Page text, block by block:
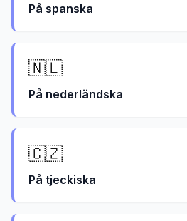
På spanska
🇳🇱
På nederländska
🇨🇿
På tjeckiska